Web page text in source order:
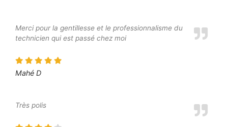
Merci pour la gentillesse et le professionnalisme du
technicien qui est passé chez moi
Mahé D
Très polis